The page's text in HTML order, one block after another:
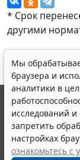
* Срок
другими
Мы
браузера и
аналитики в
исследований
запретить
настройках
ознакомьтесь с
© ООО "НПП
выпускается с
являются
информации